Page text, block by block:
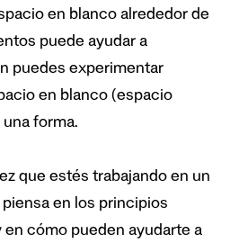
en blanco alrededor de
puede ayudar a
puedes experimentar
en blanco (espacio
forma.
que estés trabajando en un
en los principios
cómo pueden ayudarte a